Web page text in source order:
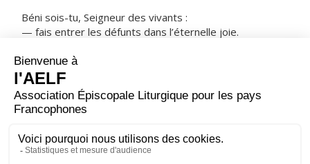
Béni sois-tu, Seigneur des vivants :
— fais entrer les défunts dans l’éternelle joie.
NOTRE PÈRE
ORAISON
et à aimer son prochain : donne-nous de garder tes
commandements, et de parvenir ainsi à la vie éternelle.